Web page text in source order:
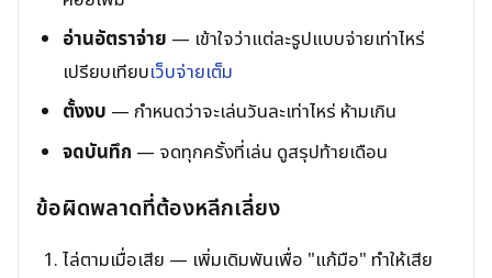
อ่านอัตราจ่าย — เข้าใจว่าแต่ละรูปแบบจ่ายเท่าไหร่
เปรียบเทียบเว็บจ่ายเต็ม
ตั้งงบ — กำหนดว่าจะเล่นวันละเท่าไหร่ ห้ามเกิน
จดบันทึก — จดทุกครั้งที่เล่น ดูสรุปท้ายเดือน
ข้อผิดพลาดที่ต้องหลีกเลี่ยง
ไล่ตามเมื่อเสีย — เพิ่มเดิมพันเพื่อ "แก้มือ" ทำให้เสีย